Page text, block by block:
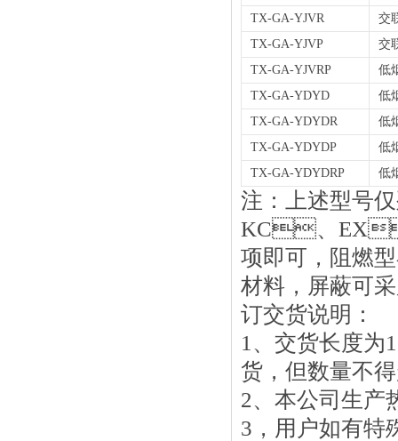
TX-GA-YJVR
交
TX-GA-YJVP
交
TX-GA-YJVRP
低
TX-GA-YDYD
低
TX-GA-YDYDR
低
TX-GA-YDYDP
低
TX-GA-YDYDRP
低
注：上述型号
KC、 EX
项即可，阻
材料，屏蔽可
订交货说明：
1 、交货长度为
货，但数量
2、本公司生
3 ，用户如有特